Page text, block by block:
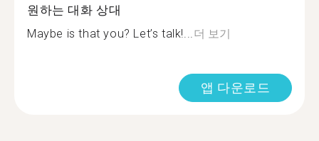
원하는 대화 상대
Maybe is that you? Let’s talk!...더 보기
앱 다운로드